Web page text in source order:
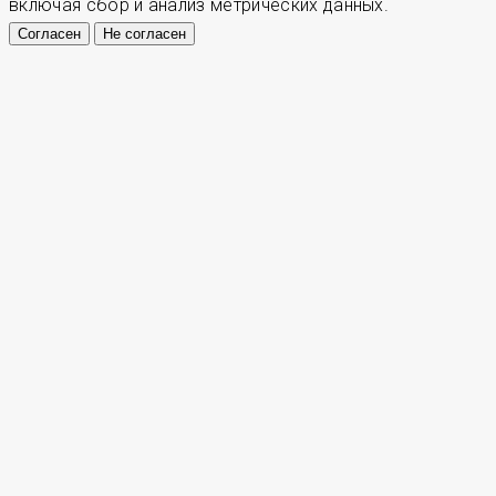
включая сбор и анализ метрических данных.
Согласен Не согласен